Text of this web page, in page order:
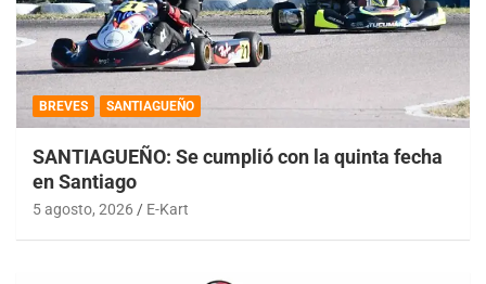
BREVES SANTIAGUEÑO
SANTIAGUEÑO: Se cumplió con la quinta fecha
en Santiago
5 agosto, 2026 E-Kart